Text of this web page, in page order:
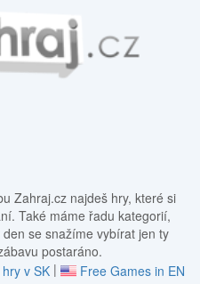
Zahraj.cz najdeš hry, které si
Také máme řadu kategorií,
se snažíme vybírat jen ty
postaráno.
v SK |
Free Games in EN